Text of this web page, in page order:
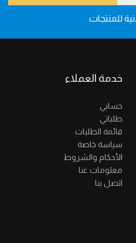
للمنتجات
خدمة العملاء
حسابي
طلباتي
قائمة الطلبات
سياسة خاصة
الأحكام والشروط
معلومات عنا
اتصل بنا